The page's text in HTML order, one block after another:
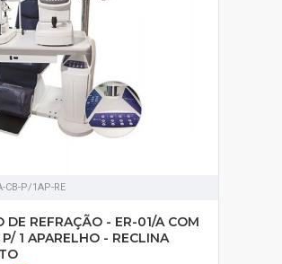
CB-P/1AP-RE
DE REFRAÇÃO - ER-01/A COM
1 APARELHO - RECLINA